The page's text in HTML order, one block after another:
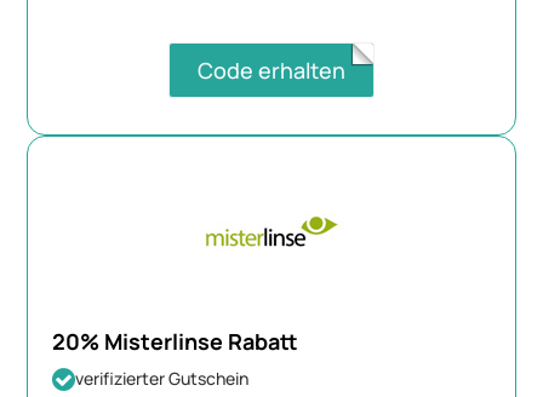
Code erhalten
20% Misterlinse Rabatt
verifizierter Gutschein